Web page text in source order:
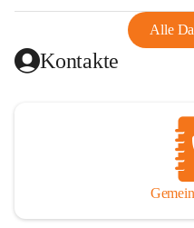
Alle
Kontakte